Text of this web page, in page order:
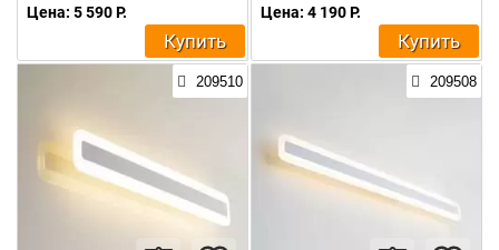
Цена: 5 590 Р.
Купить
Цена: 4 190 Р.
Купить
209510 209508